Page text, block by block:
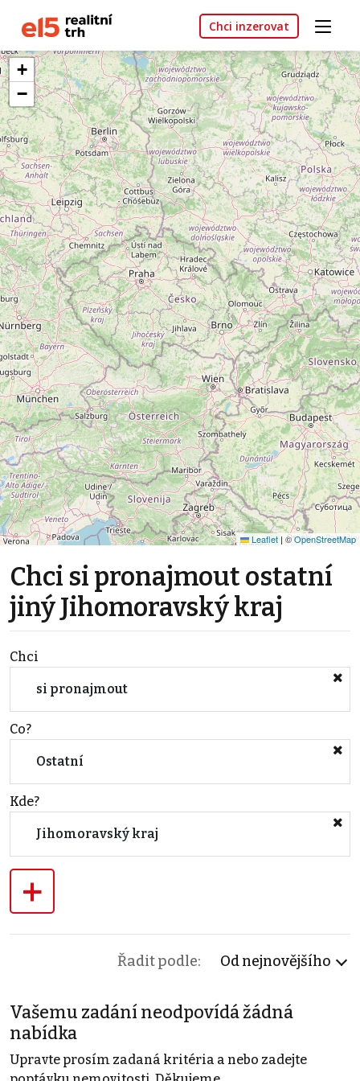
Chci inzerovat
+
−
Leaflet | ©OpenStreetMap
Chci si pronajmout ostatní
jiný Jihomoravský kraj
Chci
si pronajmout
Co?
Ostatní
Kde?
Jihomoravský kraj
+
Řadit podle: Od nejnovějšího
Vašemu zadání neodpovídá žádná
nabídka
Upravte prosím zadaná kritéria a nebo zadejte